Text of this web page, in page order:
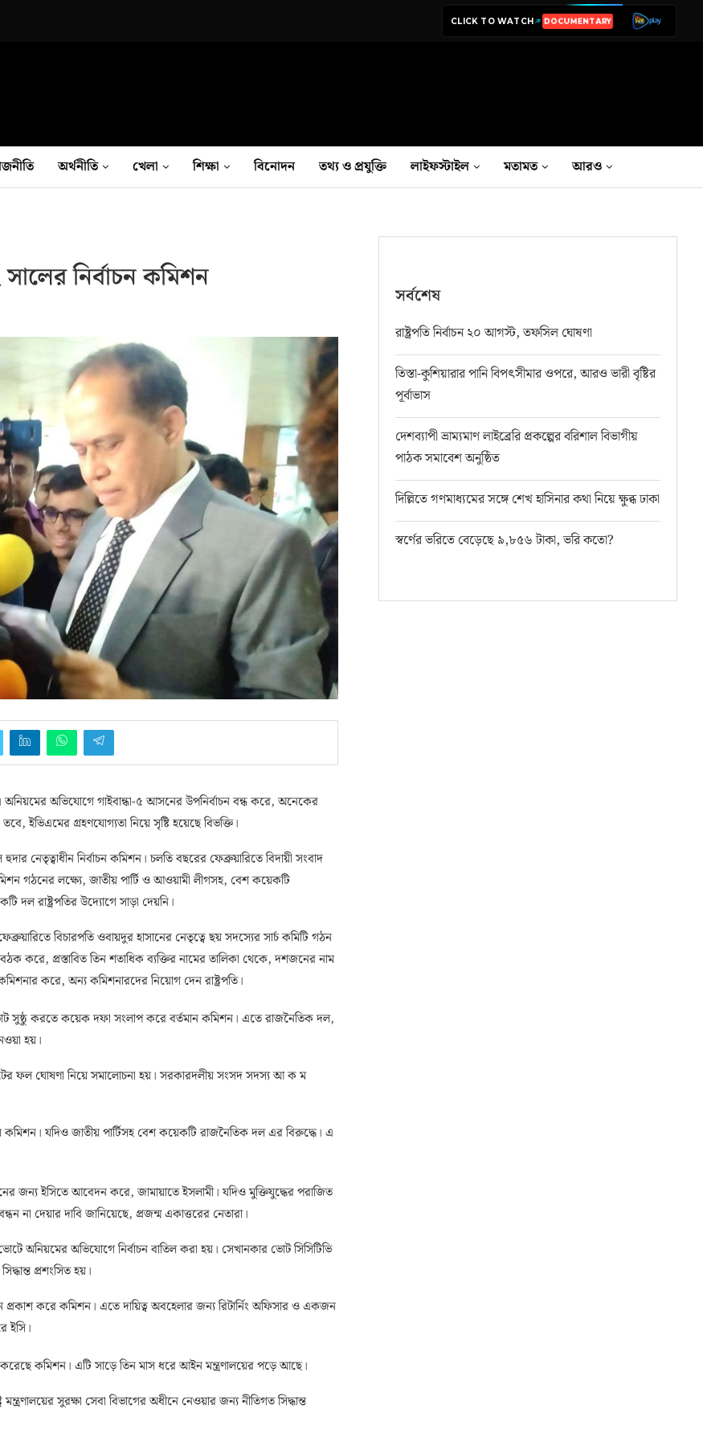
CLICK TO WATCH LIVE TV
অর্থনীতি খেলা শিক্ষা বিনোদন তথ‍্য ও প্রযুক্তি লাইফস্টাইল মতামত আরও
নির্বাচন কমিশন
অনিয়মের অভিযোগে গাইবান্ধা-৫ আসনের উপনির্বাচন বন্ধ করে, অনেকের
ইভিএমের গ্রহণযোগ্যতা নিয়ে সৃষ্টি হয়েছে বিভক্তি।
নেতৃত্বাধীন নির্বাচন কমিশন। চলতি বছরের ফেব্রুয়ারিতে বিদায়ী সংবাদ
গঠনের লক্ষ্যে, জাতীয় পার্টি ও আওয়ামী লীগসহ, বেশ কয়েকটি
দল রাষ্ট্রপতির উদ্যোগে সাড়া দেয়নি।
বিচারপতি ওবায়দুর হাসানের নেতৃত্বে ছয় সদস্যের সার্চ কমিটি গঠন
করে, প্রস্তাবিত তিন শতাধিক ব্যক্তির নামের তালিকা থেকে, দশজনের নাম
করে, অন্য কমিশনারদের নিয়োগ দেন রাষ্ট্রপতি।
ভোট সুষ্ঠু করতে কয়েক দফা সংলাপ করে বর্তমান কমিশন। এতে রাজনৈতিক দল,
হয়।
ফল ঘোষণা নিয়ে সমালোচনা হয়। সরকারদলীয় সংসদ সদস্য আ ক ম
কমিশন। যদিও জাতীয় পার্টিসহ বেশ কয়েকটি রাজনৈতিক দল এর বিরুদ্ধে। এ
জন্য ইসিতে আবেদন করে, জামায়াতে ইসলামী। যদিও মুক্তিযুদ্ধের পরাজিত
না দেয়ার দাবি জানিয়েছে, প্রজন্ম একাত্তরের নেতারা।
অনিয়মের অভিযোগে নির্বাচন বাতিল করা হয়। সেখানকার ভোট সিসিটিভি
প্রশংসিত হয়।
প্রকাশ করে কমিশন। এতে দায়িত্ব অবহেলার জন্য রিটার্নিং অফিসার ও একজন
ইসি।
কমিশন। এটি সাড়ে তিন মাস ধরে আইন মন্ত্রণালয়ের পড়ে আছে।
সুরক্ষা সেবা বিভাগের অধীনে নেওয়ার জন্য নীতিগত সিদ্ধান্ত
সর্বশেষ
রাষ্ট্রপতি নির্বাচন ২০ আগস্ট, তফসিল ঘোষণা
তিস্তা-কুশিয়ারার পানি বিপৎসীমার ওপরে, আরও ভারী বৃষ্টির
পূর্বাভাস
দেশব্যাপী ভ্রাম্যমাণ লাইব্রেরি প্রকল্পের বরিশাল বিভাগীয়
পাঠক সমাবেশ অনুষ্ঠিত
দিল্লিতে গণমাধ্যমের সঙ্গে শেখ হাসিনার কথা নিয়ে ক্ষুব্ধ ঢাকা
স্বর্ণের ভরিতে বেড়েছে ৯,৮৫৬ টাকা, ভরি কতো?